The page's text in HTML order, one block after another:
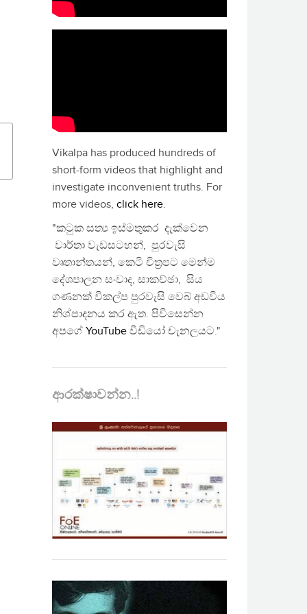
Vikalpa has produced hundreds of
short-form videos that highlight and
investigate inconvenient truths. For
more videos, click here.
"කටුක සත්‍ය ඉස්මතුකර දැක්වෙන
වාර්තා වැඩසටහන්, පුරවැසි
වෘතාන්තයන්, කෙටි චිත්‍රපට මෙන්ම
දේශපාලන සංවාද, සාකච්ඡා, සිය
ගණනක් විකල්ප පුරවැසි වෙබ් අඩවිය
නිශ්පාදනය කර ඇත. පිවිසෙන්න
අපගේ YouTube වීඩියෝ චැනලයට."
ආරක්ෂාවන්න..!